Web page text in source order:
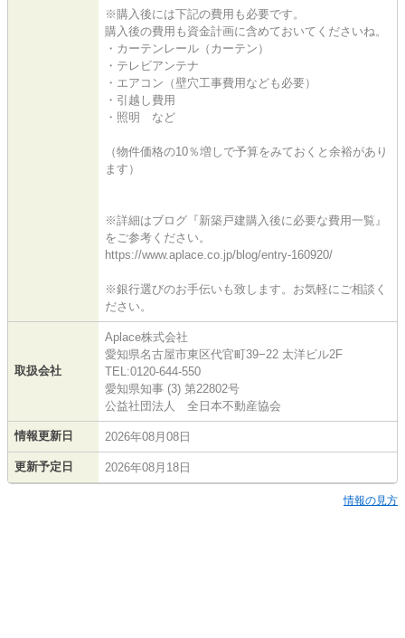
※購入後には下記の費用も必要です。
購入後の費用も資金計画に含めておいてくださいね。
・カーテンレール（カーテン）
・テレビアンテナ
・エアコン（壁穴工事費用なども必要）
・引越し費用
・照明 など
（物件価格の10％増しで予算をみておくと余裕があり
ます）
※詳細はブログ『新築戸建購入後に必要な費用一覧』
をご参考ください。
https://www.aplace.co.jp/blog/entry-160920/
※銀行選びのお手伝いも致します。お気軽にご相談く
ださい。
取扱会社
Aplace株式会社
愛知県名古屋市東区代官町39−22 太洋ビル2F
TEL:0120-644-550
愛知県知事 (3) 第22802号
公益社団法人 全日本不動産協会
情報更新日 2026年08月08日
更新予定日 2026年08月18日
情報の見方